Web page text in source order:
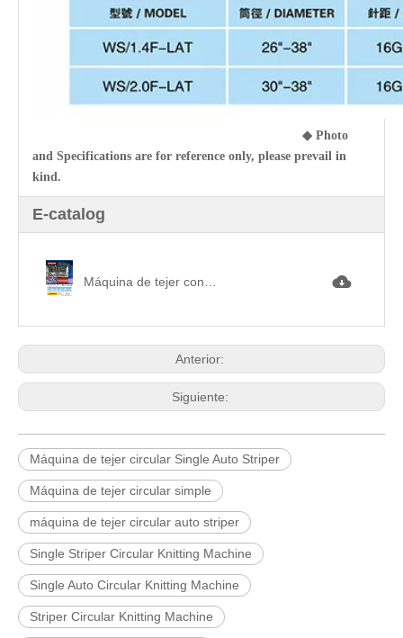
◆ Photo
and Specifications are for reference only, please prevail in
kind.
E-catalog
Anterior:
Siguiente:
Máquina de tejer circular Single Auto Striper
Máquina de tejer circular simple
máquina de tejer circular auto striper
Single Striper Circular Knitting Machine
Single Auto Circular Knitting Machine
Striper Circular Knitting Machine